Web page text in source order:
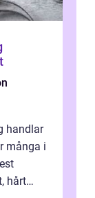
handlar
många i
hårt